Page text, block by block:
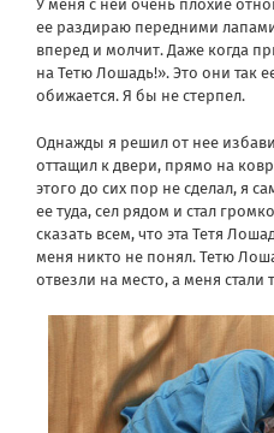
У меня с ней очень плохие
ее раздираю передними
вперед и молчит. Даже когда
на Тетю Лошадь!». Это они так
обижается. Я бы не стерпел.
Однажды я решил от нее
оттащил к двери, прямо на
этого до сих пор не сделал, я
ее туда, сел рядом и стал
сказать всем, что эта Тетя
меня никто не понял. Тетю
отвезли на место, а меня стали